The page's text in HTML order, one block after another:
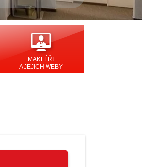
MAKLÉŘI
A JEJICH WEBY